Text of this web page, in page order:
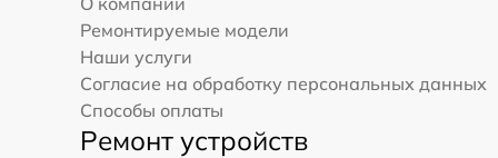
Ремонтируемые модели
Наши услуги
Согласие на обработку персональных данных
Способы оплаты
Ремонт устройств